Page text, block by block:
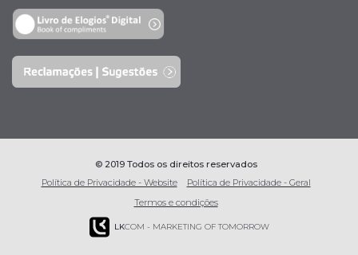
© 2019 Todos os direitos reservados
Política de Privacidade - Website
Política de Privacidade - Geral
Termos e condições
LKCOM - MARKETING OF TOMORROW